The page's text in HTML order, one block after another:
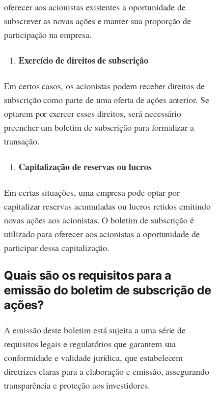
oferecer aos acionistas existentes a oportunidade de
subscrever as novas ações e manter sua proporção de
participação na empresa.
Exercício de direitos de subscrição
Em certos casos, os acionistas podem receber direitos de
subscrição como parte de uma oferta de ações anterior. Se
optarem por exercer esses direitos, será necessário
preencher um boletim de subscrição para formalizar a
transação.
Capitalização de reservas ou lucros
Em certas situações, uma empresa pode optar por
capitalizar reservas acumuladas ou lucros retidos emitindo
novas ações aos acionistas. O boletim de subscrição é
utilizado para oferecer aos acionistas a oportunidade de
participar dessa capitalização.
Quais são os requisitos para a
emissão do boletim de subscrição de
ações?
A emissão deste boletim está sujeita a uma série de
requisitos legais e regulatórios que garantem sua
conformidade e validade jurídica, que estabelecem
diretrizes claras para a elaboração e emissão, assegurando
transparência e proteção aos investidores.